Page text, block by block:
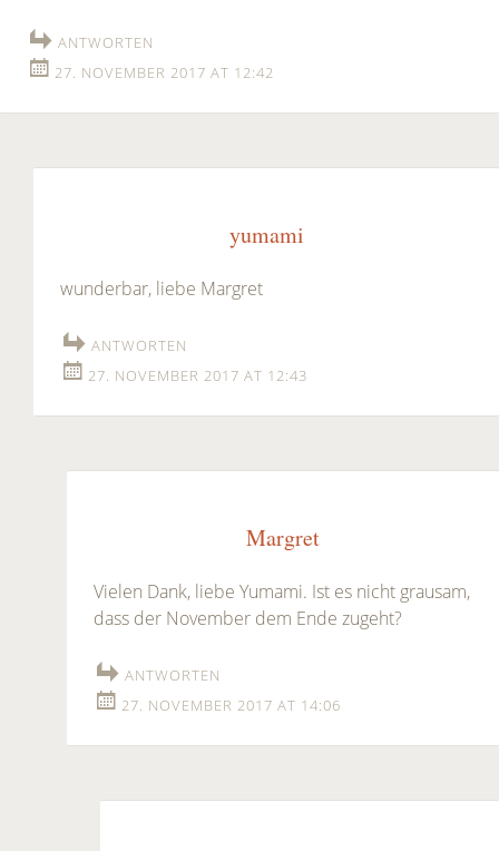
ANTWORTEN
27. NOVEMBER 2017 AT 12:42
yumami
wunderbar, liebe Margret
ANTWORTEN
27. NOVEMBER 2017 AT 12:43
Margret
Vielen Dank, liebe Yumami. Ist es nicht grausam,
dass der November dem Ende zugeht?
ANTWORTEN
27. NOVEMBER 2017 AT 14:06